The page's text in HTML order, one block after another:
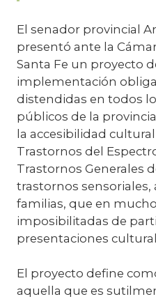
El senador provincial
presentó ante la
Santa Fe un proyecto
implementación
distendidas en todos
públicos de la
la accesibilidad
Trastornos del
Trastornos Generales
trastornos sensoriales,
familias, que en
imposibilitadas de
presentaciones
El proyecto define
aquella que es